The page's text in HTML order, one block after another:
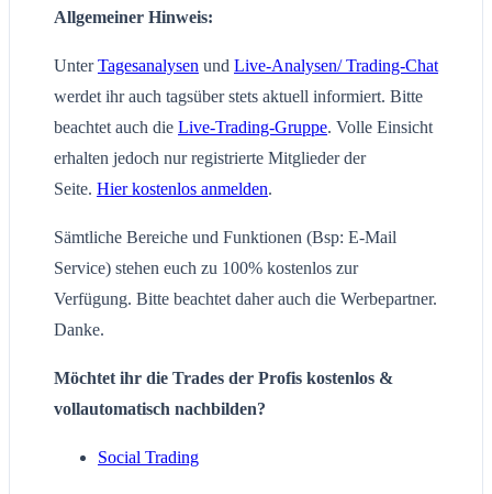
Allgemeiner Hinweis:
UnterTagesanalysen und Live-Analysen/ Trading-Chat
werdet ihr auch tagsüber stets aktuell informiert. Bitte
beachtet auch die Live-Trading-Gruppe. Volle Einsicht
erhalten jedoch nur registrierte Mitglieder der
Seite. Hier kostenlos anmelden.
Sämtliche Bereiche und Funktionen (Bsp: E-Mail
Service) stehen euch zu 100% kostenlos zur
Verfügung. Bitte beachtet daher auch die Werbepartner.
Danke.
Möchtet ihr die Trades der Profis kostenlos &
vollautomatisch nachbilden?
Social Trading